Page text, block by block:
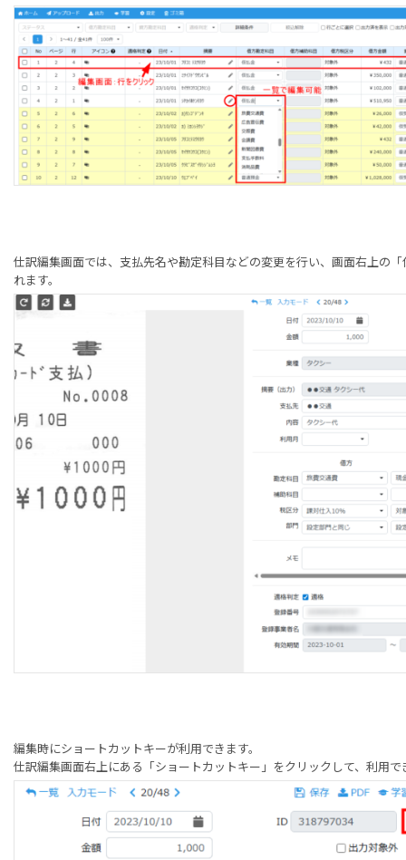
仕訳編集画面では、支払先名や勘定科目などの変更を行い、画面右上の
れます。
編集時にショートカットキーが利用できます。
仕訳編集画面右上にある「ショートカットキー」をクリックして、利用